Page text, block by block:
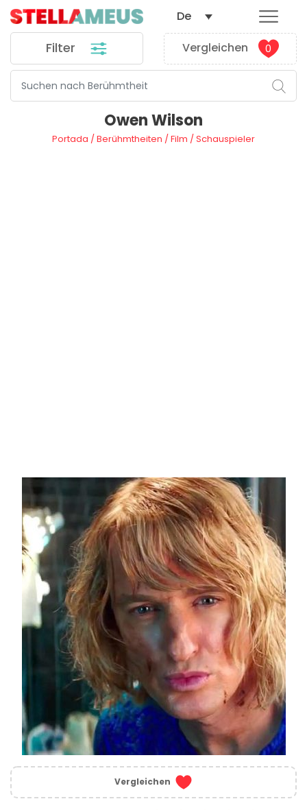
Filter Vergleichen 0
De
Owen Wilson
Portada /Berühmtheiten /Film /Schauspieler
Vergleichen